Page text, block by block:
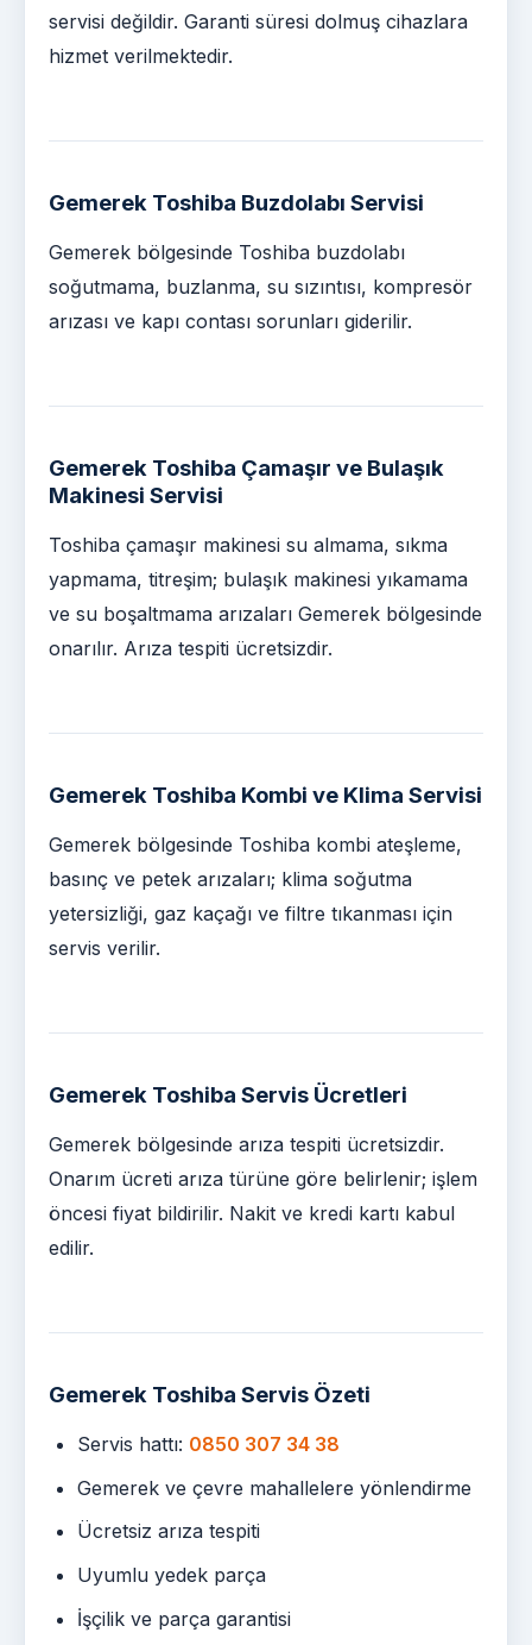
servisi değildir. Garanti süresi dolmuş cihazlara
hizmet verilmektedir.
Gemerek Toshiba Buzdolabı Servisi
Gemerek bölgesinde Toshiba buzdolabı
soğutmama, buzlanma, su sızıntısı, kompresör
arızası ve kapı contası sorunları giderilir.
Gemerek Toshiba Çamaşır ve Bulaşık
Makinesi Servisi
Toshiba çamaşır makinesi su almama, sıkma
yapmama, titreşim; bulaşık makinesi yıkamama
ve su boşaltmama arızaları Gemerek bölgesinde
onarılır. Arıza tespiti ücretsizdir.
Gemerek Toshiba Kombi ve Klima Servisi
Gemerek bölgesinde Toshiba kombi ateşleme,
basınç ve petek arızaları; klima soğutma
yetersizliği, gaz kaçağı ve filtre tıkanması için
servis verilir.
Gemerek Toshiba Servis Ücretleri
Gemerek bölgesinde arıza tespiti ücretsizdir.
Onarım ücreti arıza türüne göre belirlenir; işlem
öncesi fiyat bildirilir. Nakit ve kredi kartı kabul
edilir.
Gemerek Toshiba Servis Özeti
Servis hattı: 0850 307 34 38
Gemerek ve çevre mahallelere yönlendirme
Ücretsiz arıza tespiti
Uyumlu yedek parça
İşçilik ve parça garantisi